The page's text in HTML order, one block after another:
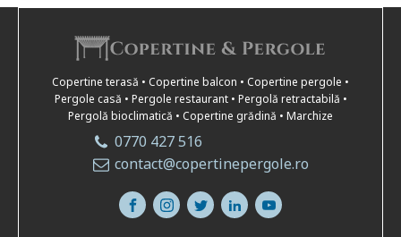
Copertine terasă • Copertine balcon • Copertine pergole •
Pergole casă • Pergole restaurant • Pergolă retractabilă •
Pergolă bioclimatică • Copertine grădină • Marchize
0770 427 516
contact@copertinepergole.ro